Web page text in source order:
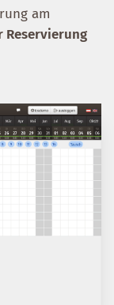
am
Reservierung